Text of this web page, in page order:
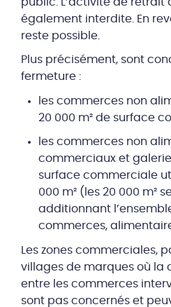
public. L’activité de retrait
également interdite. En
reste possible.
Plus précisément, sont
fermeture :
les commerces non
20 000 m² de surface
les commerces non
commerciaux et
surface commerciale
000 m² (les 20 000 m²
additionnant
commerces,
Les zones commerciales,
villages de marques où la
entre les commerces
sont pas concernés et